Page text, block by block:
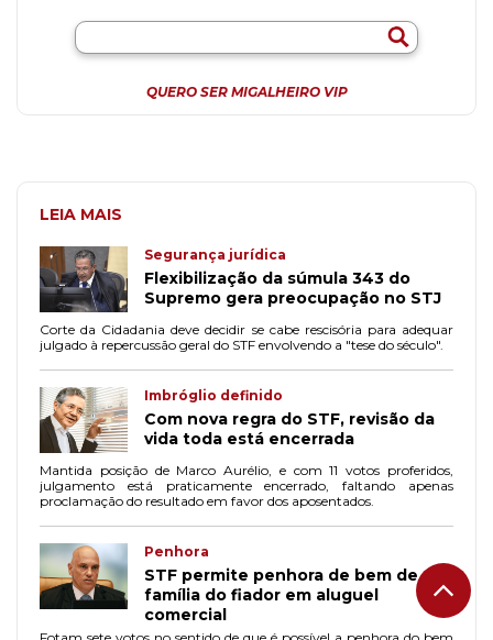
QUERO SER MIGALHEIRO VIP
LEIA MAIS
Segurança jurídica
Flexibilização da súmula 343 do
Supremo gera preocupação no STJ
Corte da Cidadania deve decidir se cabe rescisória para adequar
julgado à repercussão geral do STF envolvendo a "tese do século".
Imbróglio definido
Com nova regra do STF, revisão da
vida toda está encerrada
Mantida posição de Marco Aurélio, e com 11 votos proferidos,
julgamento está praticamente encerrado, faltando apenas
proclamação do resultado em favor dos aposentados.
Penhora
STF permite penhora de bem de
família do fiador em aluguel
comercial